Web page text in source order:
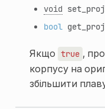
void
bool
Якщо true ,
корпусу на
збільшити